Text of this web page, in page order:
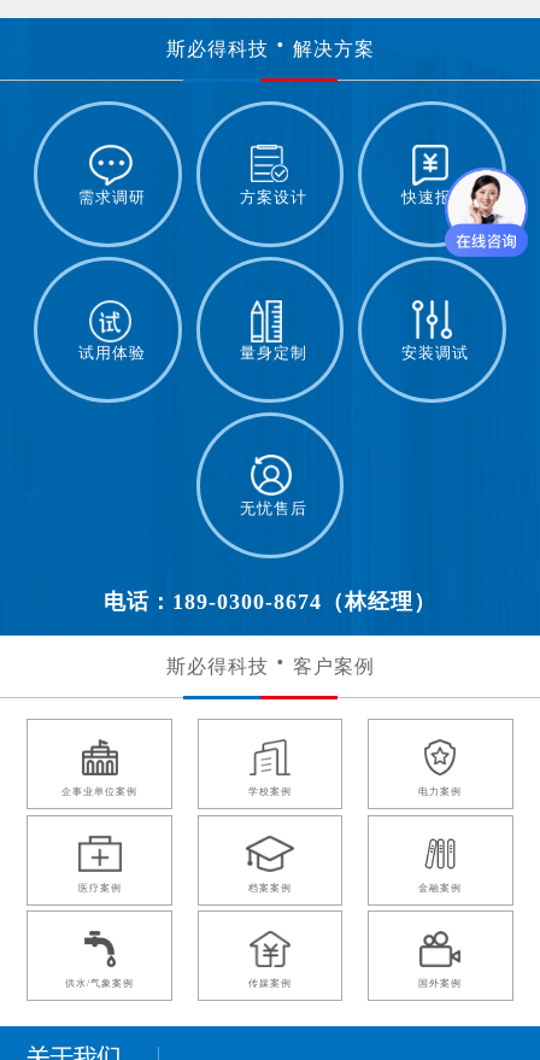
斯必得科技 解决方案
需求调研 方案设计 快速报价
试用体验 量身定制 安装调试
无忧售后
电话：189-0300-8674（林经理）
斯必得科技 客户案例
企事业单位案例 学校案例 电力案例
医疗案例 档案案例 金融案例
供水/气象案例 传媒案例 国外案例